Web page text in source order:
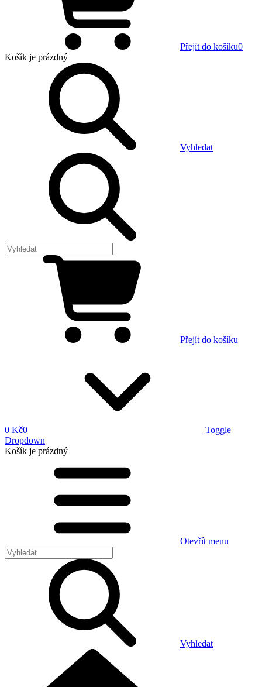
Přejít do košíku0
Košík je prázdný
Vyhledat
Přejít do košíku
0 Kč0
Toggle
Dropdown
Košík je prázdný
Otevřít menu
Vyhledat